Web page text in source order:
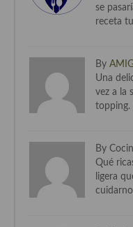
Cocina de la Republica
Cocina de Ucrania
Cocina Eslovena
Cocina Griega
Cocina Holandesa
se
receta
By
Una
vez a la
topping.
By
Qué
ligera